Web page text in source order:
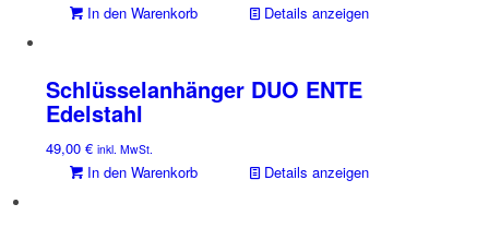
In den Warenkorb Details anzeigen
Schlüsselanhänger DUO ENTE
Edelstahl
49,00€ inkl. MwSt.
In den Warenkorb Details anzeigen